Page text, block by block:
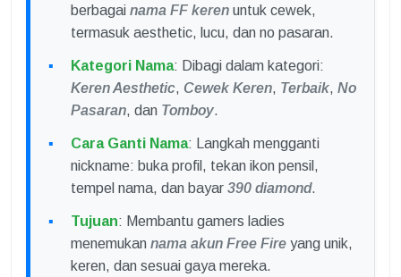
berbagai nama FF keren untuk cewek,
termasuk aesthetic, lucu, dan no pasaran.
Kategori Nama: Dibagi dalam kategori:
Keren Aesthetic, Cewek Keren, Terbaik, No
Pasaran, dan Tomboy.
Cara Ganti Nama: Langkah mengganti
nickname: buka profil, tekan ikon pensil,
tempel nama, dan bayar 390 diamond.
Tujuan: Membantu gamers ladies
menemukan nama akun Free Fire yang unik,
keren, dan sesuai gaya mereka.